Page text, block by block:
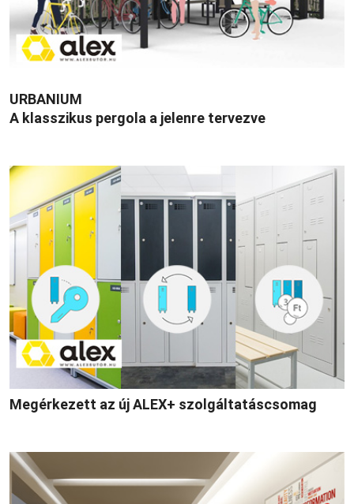
URBANIUM
A klasszikus pergola a jelenre tervezve
Megérkezett az új ALEX+ szolgáltatáscsomag